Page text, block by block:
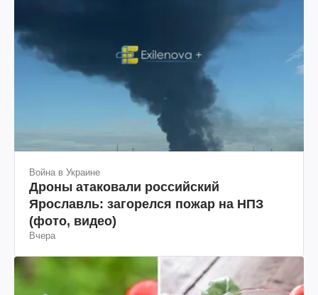
Война в Украине
Дроны атаковали российский
Ярославль: загорелся пожар на НПЗ
(фото, видео)
Вчера